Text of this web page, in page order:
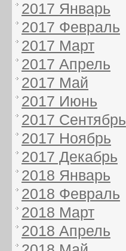
2017 Январь
2017 Февраль
2017 Март
2017 Апрель
2017 Май
2017 Июнь
2017 Сентябрь
2017 Ноябрь
2017 Декабрь
2018 Январь
2018 Февраль
2018 Март
2018 Апрель